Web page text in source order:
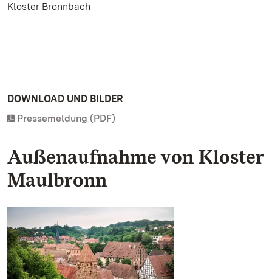
Kloster Bronnbach
DOWNLOAD UND BILDER
Pressemeldung (PDF)
Außenaufnahme von Kloster
Maulbronn